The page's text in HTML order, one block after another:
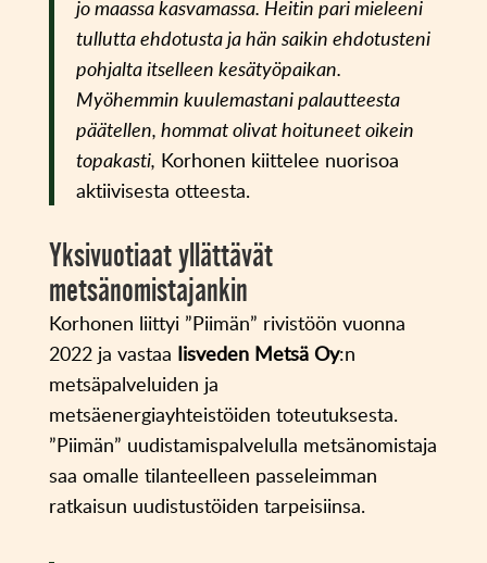
jo maassa kasvamassa. Heitin pari mieleeni
tullutta ehdotusta ja hän saikin ehdotusteni
pohjalta itselleen kesätyöpaikan.
Myöhemmin kuulemastani palautteesta
päätellen, hommat olivat hoituneet oikein
topakasti, Korhonen kiittelee nuorisoa
aktiivisesta otteesta.
Yksivuotiaat yllättävät
metsänomistajankin
Korhonen liittyi ”Piimän” rivistöön vuonna
2022 ja vastaa Iisveden Metsä Oy:n
metsäpalveluiden ja
metsäenergiayhteistöiden toteutuksesta.
”Piimän” uudistamispalvelulla metsänomistaja
saa omalle tilanteelleen passeleimman
ratkaisun uudistustöiden tarpeisiinsa.